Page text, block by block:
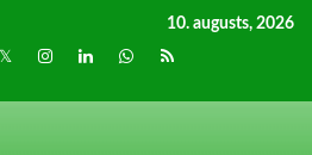
10. augusts, 2026
TwitterInstagram
LinkedInwhatsapp
RSS